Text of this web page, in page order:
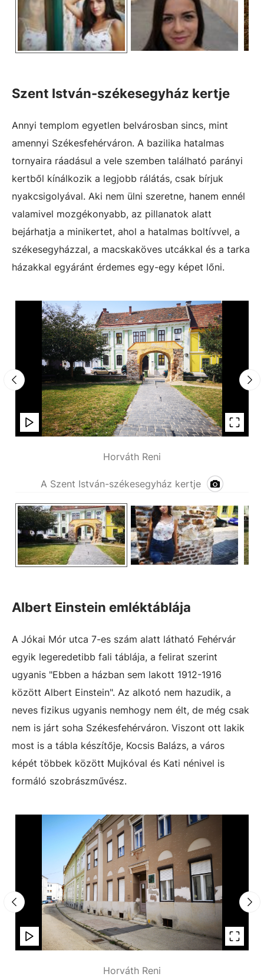
Szent István-székesegyház kertje
Annyi templom egyetlen belvárosban sincs, mint
amennyi Székesfehérváron. A bazilika hatalmas
tornyaira ráadásul a vele szemben található parányi
kertből kínálkozik a legjobb rálátás, csak bírjuk
nyakcsigolyával. Aki nem ülni szeretne, hanem ennél
valamivel mozgékonyabb, az pillanatok alatt
bejárhatja a minikertet, ahol a hatalmas boltívvel, a
székesegyházzal, a macskaköves utcákkal és a tarka
házakkal egyáránt érdemes egy-egy képet lőni.
Horváth Reni
A Szent István-székesegyház kertje
Albert Einstein emléktáblája
A Jókai Mór utca 7-es szám alatt látható Fehérvár
egyik legeredetibb fali táblája, a felirat szerint
ugyanis "Ebben a házban sem lakott 1912-1916
között Albert Einstein". Az alkotó nem hazudik, a
neves fizikus ugyanis nemhogy nem élt, de még csak
nem is járt soha Székesfehérváron. Viszont ott lakik
most is a tábla készítője, Kocsis Balázs, a város
képét többek között Mujkóval és Kati nénivel is
formáló szobrászművész.
Horváth Reni